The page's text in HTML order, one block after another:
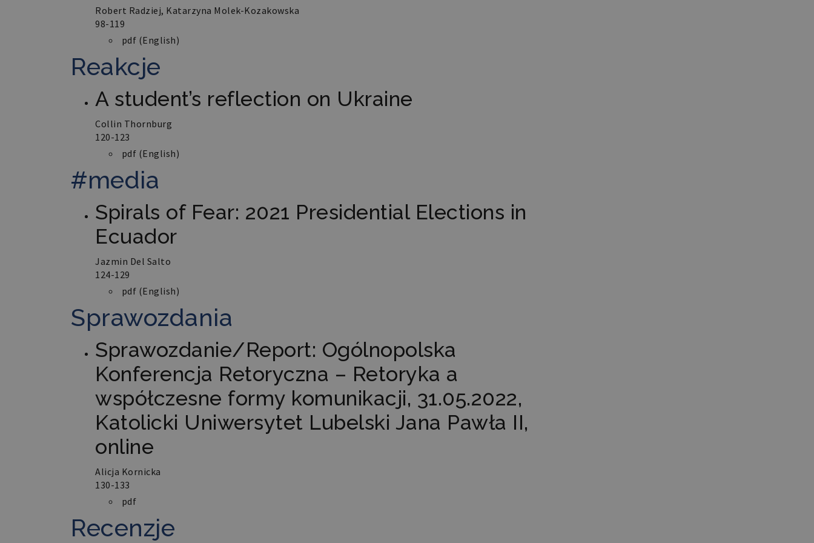
Robert Radziej, Katarzyna Molek-Kozakowska
98-119
pdf (English)
Reakcje
A student’s reflection on Ukraine
Collin Thornburg
120-123
pdf (English)
#media
Spirals of Fear: 2021 Presidential Elections in
Ecuador
Jazmin Del Salto
124-129
pdf (English)
Sprawozdania
Sprawozdanie/Report: Ogólnopolska
Konferencja Retoryczna – Retoryka a
współczesne formy komunikacji, 31.05.2022,
Katolicki Uniwersytet Lubelski Jana Pawła II,
online
Alicja Kornicka
130-133
pdf
Recenzje